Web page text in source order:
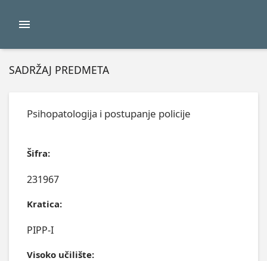
SADRŽAJ PREDMETA
Psihopatologija i postupanje policije
Šifra:
231967
Kratica:
PIPP-I
Visoko učilište: